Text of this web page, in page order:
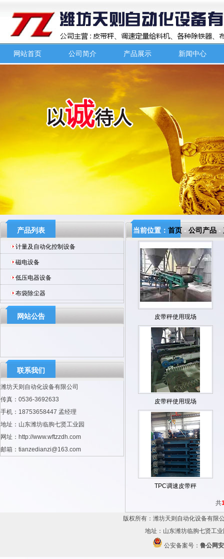
网站首页 公司简介 产品展示 新闻中心
产品列表
计量及自动化控制设备
磁电设备
低压电器设备
布袋除尘器
网站公告
公司是国内较早从事自动化控制设备、磁
电设备研制和生产的厂家。
联系我们
潍坊天则自动化设备有限公司
传真：0536-3692633
手机：18753658447 孟经理
地址：山东潍坊临朐七贤工业园
网址：http://www.wftzzdh.com
邮箱：tianzedianzi@163.com
当前位置： 首页 - 公司产品 -
皮带秤使用现场
皮带秤使用现场
TPC调速皮带秤
共
版权所有：潍坊天则自动化设备有限
地址：山东潍坊临朐七贤
公安备案号： 鲁公网